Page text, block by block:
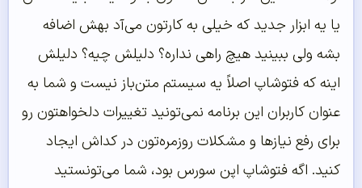
یا یه ابزار جدید که خیلی به کارتون می‌آد بهش اضافه
بشه ولی ببینید هیچ راهی نداره؟ دلیلش چیه؟ دلیلش
اینه که فتوشاپ اصلاً یه سیستم متن‌باز نیست و شما به
عنوان کاربران این برنامه نمی‌تونید تغییرات دلخواهتون رو
برای رفع نیازها و مشکلات روزمره‌تون در کداش ایجاد
کنید. اگه فتوشاپ اپن سورس بود، شما می‌تونستید